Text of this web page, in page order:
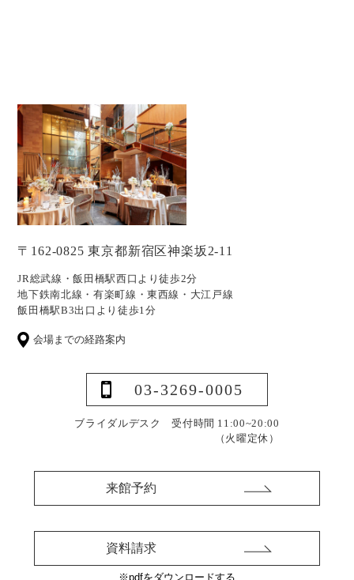
〒162-0825 東京都新宿区神楽坂2-11
JR総武線・飯田橋駅西口より徒歩2分
地下鉄南北線・有楽町線・東西線・大江戸線
飯田橋駅B3出口より徒歩1分
会場までの経路案内
03-3269-0005
ブライダルデスク 受付時間 11:00~20:00
（火曜定休）
来館予約
資料請求
※pdfをダウンロードする